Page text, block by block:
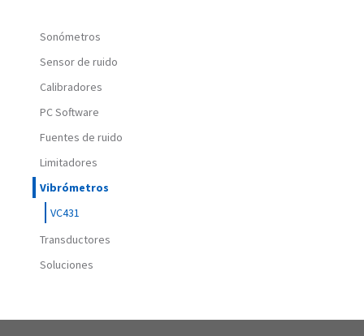
Sonómetros
Sensor de ruido
Calibradores
PC Software
Fuentes de ruido
Limitadores
Vibrómetros
VC431
Transductores
Soluciones